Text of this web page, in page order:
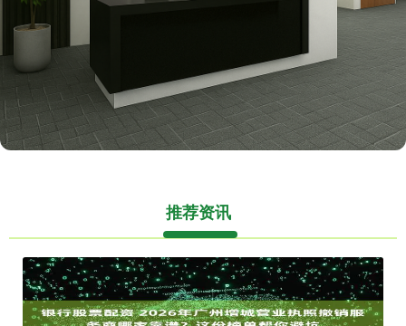
推荐资讯